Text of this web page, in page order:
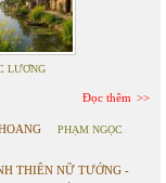
LƯƠNG
Đọc thêm
PHẠM NGỌC
THIÊN NỮ TƯỚNG -